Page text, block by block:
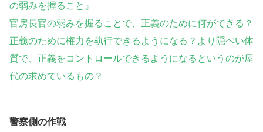
の弱みを握ること』
官房長官の弱みを握ることで、正義のために何ができる？
正義のために権力を執行できるようになる？より隠ぺい体
質で、正義をコントロールできるようになるというのが屋
代の求めているもの？
警察側の作戦